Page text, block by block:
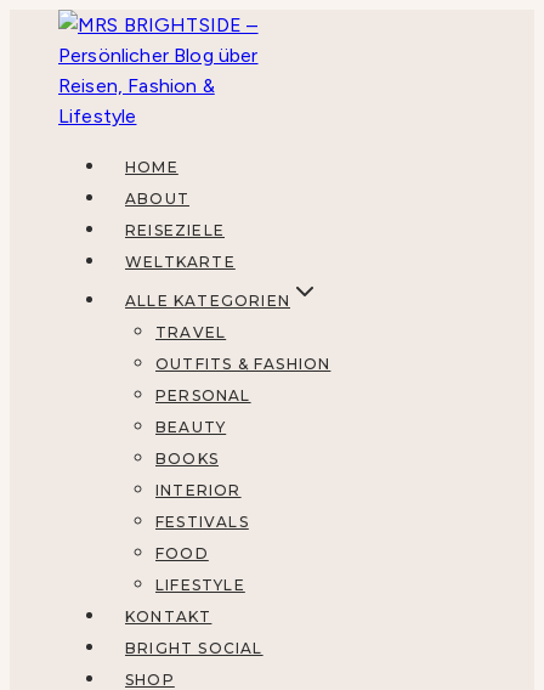
springen
HOME
ABOUT
REISEZIELE
WELTKARTE
ALLE KATEGORIEN
TRAVEL
OUTFITS & FASHION
PERSONAL
BEAUTY
BOOKS
INTERIOR
FESTIVALS
FOOD
LIFESTYLE
KONTAKT
BRIGHT SOCIAL
SHOP